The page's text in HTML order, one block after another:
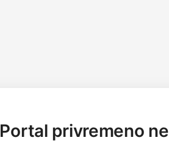
Portal privremeno